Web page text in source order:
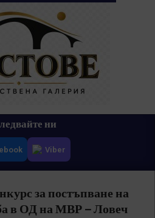
ни
Viber
за постъпване на
в ОД на МВР – Ловеч